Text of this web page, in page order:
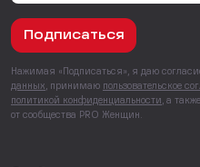
Подписаться
Нажимая «Подписаться», я даю
данных , принимаю пользовательское
политикой конфиденциальности , а также
от сообщества PRO Женщин.